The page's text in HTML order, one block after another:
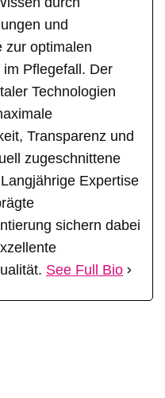
und
zur optimalen
im Pflegefall. Der
Technologien
Transparenz und
zugeschnittene
Expertise
sichern dabei
See Full Bio